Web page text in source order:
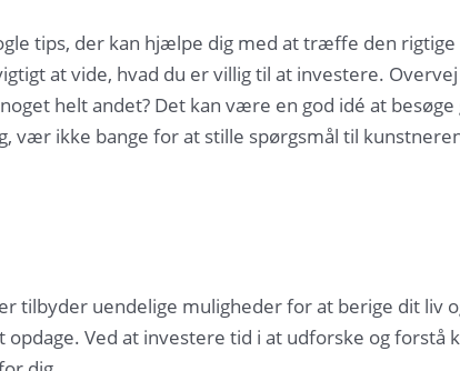
tips, der kan hjælpe dig med at træffe den
at vide, hvad du er villig til at investere.
helt andet? Det kan være en god idé at
vær ikke bange for at stille spørgsmål til
tilbyder uendelige muligheder for at berige dit liv
Ved at investere tid i at udforske og